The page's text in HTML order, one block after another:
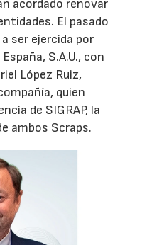
acordado renovar
El pasado
ser ejercida por
S.A.U., con
López Ruiz,
quien
de SIGRAP, la
ambos Scraps.